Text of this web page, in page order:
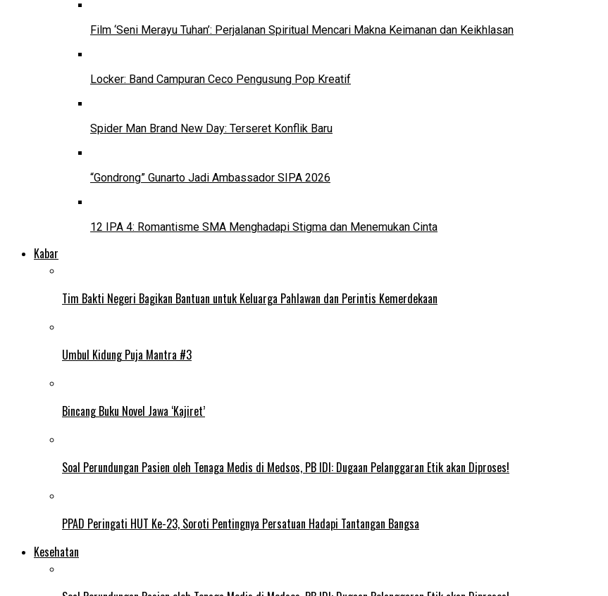
Film ‘Seni Merayu Tuhan’: Perjalanan Spiritual Mencari Makna Keimanan dan Keikhlasan
Locker: Band Campuran Ceco Pengusung Pop Kreatif
Spider Man Brand New Day: Terseret Konflik Baru
“Gondrong” Gunarto Jadi Ambassador SIPA 2026
12 IPA 4: Romantisme SMA Menghadapi Stigma dan Menemukan Cinta
Kabar
Tim Bakti Negeri Bagikan Bantuan untuk Keluarga Pahlawan dan Perintis Kemerdekaan
Umbul Kidung Puja Mantra #3
Bincang Buku Novel Jawa ‘Kajiret’
Soal Perundungan Pasien oleh Tenaga Medis di Medsos, PB IDI: Dugaan Pelanggaran Etik akan Diproses!
PPAD Peringati HUT Ke-23, Soroti Pentingnya Persatuan Hadapi Tantangan Bangsa
Kesehatan